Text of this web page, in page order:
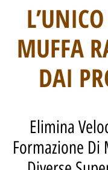
MUFFA
DAI
Elimina
Formazione Di